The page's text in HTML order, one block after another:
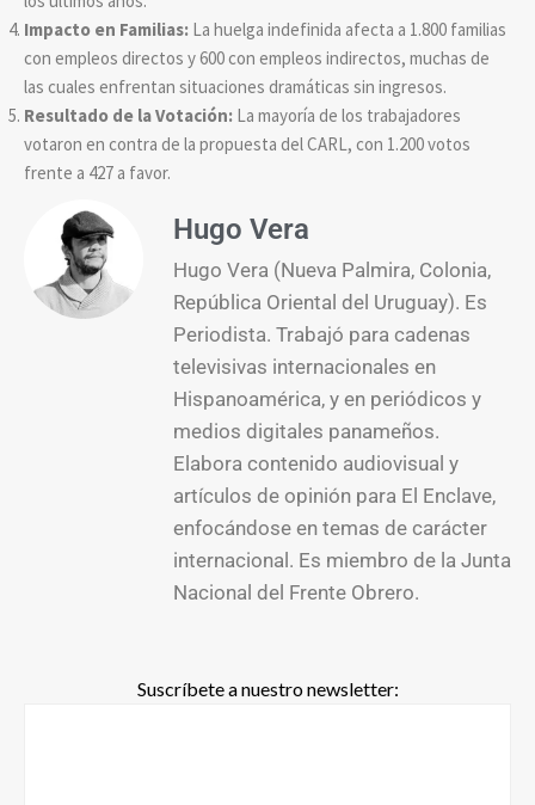
Impacto en Familias: La huelga indefinida afecta a 1.800 familias
con empleos directos y 600 con empleos indirectos, muchas de
las cuales enfrentan situaciones dramáticas sin ingresos.
Resultado de la Votación: La mayoría de los trabajadores
votaron en contra de la propuesta del CARL, con 1.200 votos
frente a 427 a favor.
Hugo Vera
Hugo Vera (Nueva Palmira, Colonia,
República Oriental del Uruguay). Es
Periodista. Trabajó para cadenas
televisivas internacionales en
Hispanoamérica, y en periódicos y
medios digitales panameños.
Elabora contenido audiovisual y
artículos de opinión para El Enclave,
enfocándose en temas de carácter
internacional. Es miembro de la Junta
Nacional del Frente Obrero.
Suscríbete a nuestro newsletter: